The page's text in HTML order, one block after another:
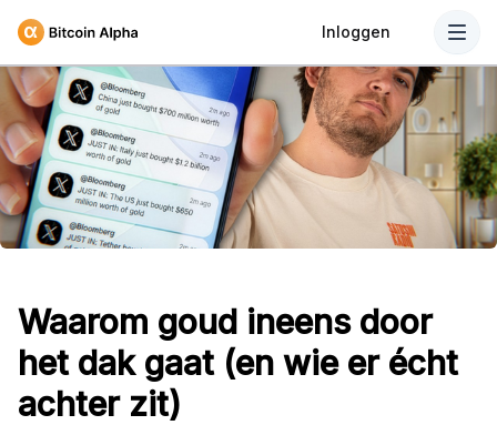
Inloggen
Waarom goud ineens door
het dak gaat (en wie er écht
achter zit)